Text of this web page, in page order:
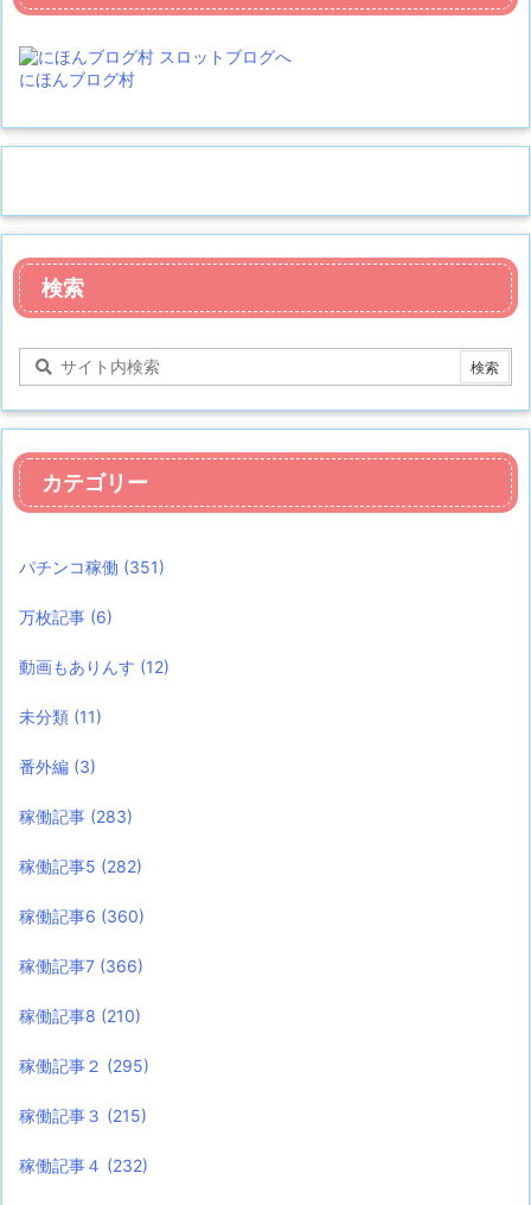
にほんブログ村
検索
カテゴリー
パチンコ稼働 (351)
万枚記事 (6)
動画もありんす (12)
未分類 (11)
番外編 (3)
稼働記事 (283)
稼働記事5 (282)
稼働記事6 (360)
稼働記事7 (366)
稼働記事8 (210)
稼働記事２ (295)
稼働記事３ (215)
稼働記事４ (232)